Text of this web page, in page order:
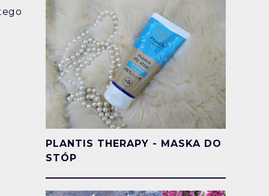
PLANTIS THERAPY - MASKA DO
STÓP